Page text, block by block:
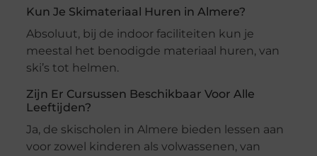
Kun Je Skimateriaal Huren in Almere?
Absoluut, bij de indoor faciliteiten kun je
meestal het benodigde materiaal huren, van
ski’s tot helmen.
Zijn Er Cursussen Beschikbaar Voor Alle
Leeftijden?
Ja, de skischolen in Almere bieden lessen aan
voor zowel kinderen als volwassenen, van